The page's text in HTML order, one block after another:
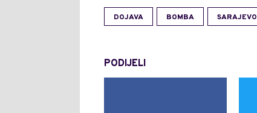
DOJAVA BOMBA SARAJEVO
PODIJELI